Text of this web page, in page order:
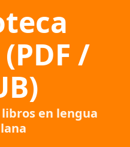
/
en lengua